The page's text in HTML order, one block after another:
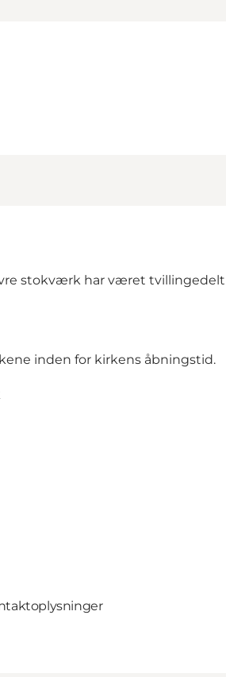
stokværk har været
inden for kirkens åbningstid.